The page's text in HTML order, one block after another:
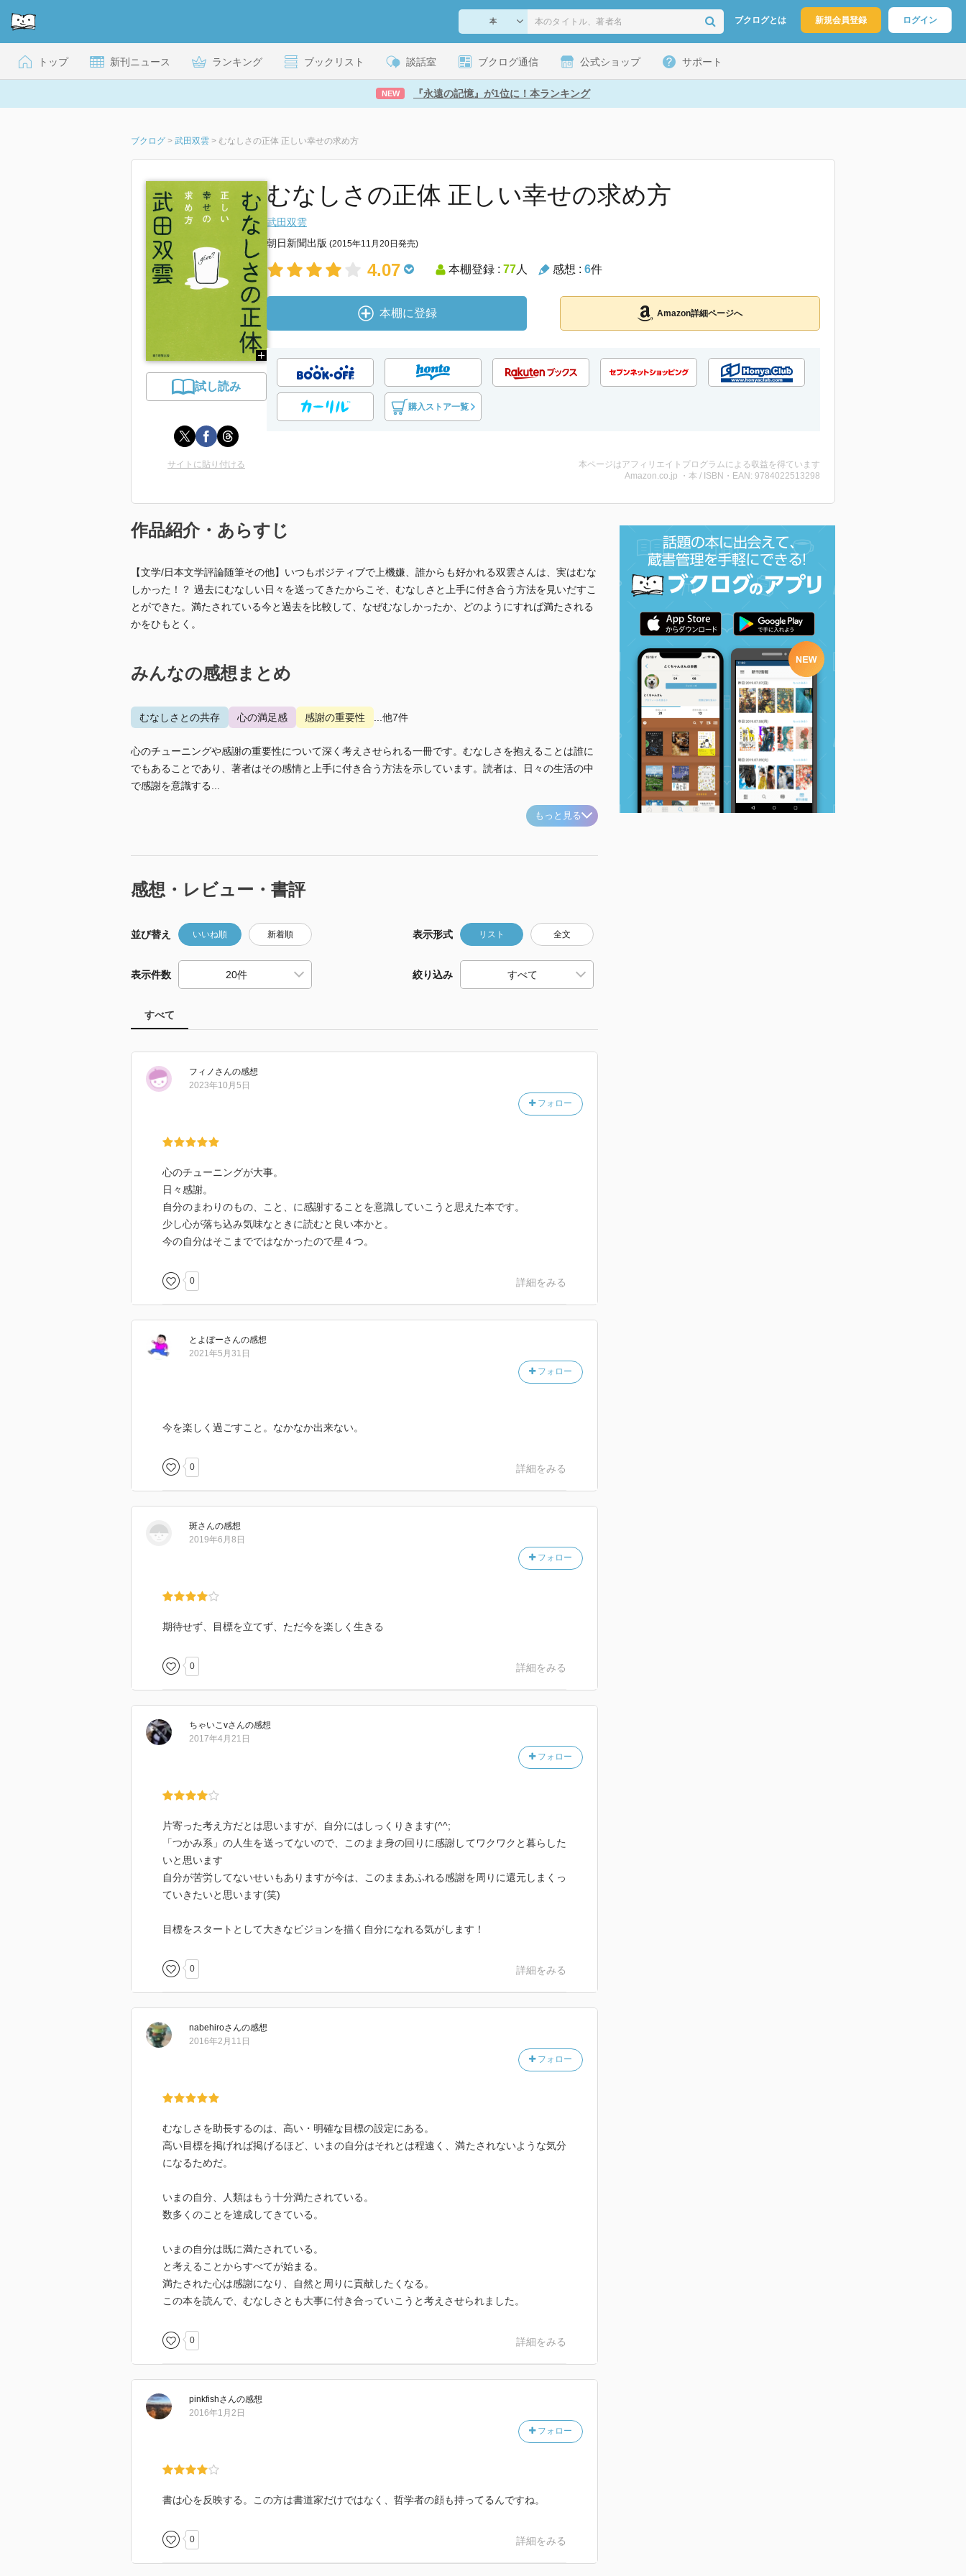
ブクログとは 新規会員登録 ログイン
トップ 新刊ニュース ランキング ブックリスト 談話室 ブクログ通信 公式ショップ サポート
NEW 『永遠の記憶』が1位に！本ランキング
ブクログ > 武田双雲 > むなしさの正体 正しい幸せの求め方
試し読み
むなしさの正体 正しい幸せの求め方
武田双雲
朝日新聞出版 (2015年11月20日発売)
4.07 本棚登録 : 77人 感想 : 6件
本棚に登録 Amazon詳細ページへ
購入ストア一覧
サイトに貼り付ける
本ページはアフィリエイトプログラムによる収益を得ています
Amazon.co.jp ・本 / ISBN・EAN: 9784022513298
作品紹介・あらすじ
【文学/日本文学評論随筆その他】いつもポジティブで上機嫌、誰からも好かれる双雲さんは、実はむな
しかった！？ 過去にむなしい日々を送ってきたからこそ、むなしさと上手に付き合う方法を見いだすこ
とができた。満たされている今と過去を比較して、なぜむなしかったか、どのようにすれば満たされる
かをひもとく。
みんなの感想まとめ
むなしさとの共存 心の満足感 感謝の重要性 ...他7件
心のチューニングや感謝の重要性について深く考えさせられる一冊です。むなしさを抱えることは誰に
でもあることであり、著者はその感情と上手に付き合う方法を示しています。読者は、日々の生活の中
で感謝を意識する...
もっと見る
感想・レビュー・書評
並び替え いいね順 新着順 表示形式 リスト 全文
表示件数 絞り込み
すべて
フィノ さんの感想
フォロー
2023年10月5日
心のチューニングが大事。
日々感謝。
自分のまわりのもの、こと、に感謝することを意識していこうと思えた本です。
少し心が落ち込み気味なときに読むと良い本かと。
今の自分はそこまでではなかったので星４つ。
0 詳細をみる
とよぼーさんの感想
フォロー
2021年5月31日
今を楽しく過ごすこと。なかなか出来ない。
0 詳細をみる
斑さんの感想
フォロー
2019年6月8日
期待せず、目標を立てず、ただ今を楽しく生きる
0 詳細をみる
ちゃいこvさんの感想
フォロー
2017年4月21日
片寄った考え方だとは思いますが、自分にはしっくりきます(^^;
「つかみ系」の人生を送ってないので、このまま身の回りに感謝してワクワクと暮らした
いと思います
自分が苦労してないせいもありますが今は、このままあふれる感謝を周りに還元しまくっ
ていきたいと思います(笑)
目標をスタートとして大きなビジョンを描く自分になれる気がします！
0 詳細をみる
nabehiroさんの感想
フォロー
2016年2月11日
むなしさを助長するのは、高い・明確な目標の設定にある。
高い目標を掲げれば掲げるほど、いまの自分はそれとは程遠く、満たされないような気分
になるためだ。
いまの自分、人類はもう十分満たされている。
数多くのことを達成してきている。
いまの自分は既に満たされている。
と考えることからすべてが始まる。
満たされた心は感謝になり、自然と周りに貢献したくなる。
この本を読んで、むなしさとも大事に付き合っていこうと考えさせられました。
0 詳細をみる
pinkfishさんの感想
フォロー
2016年1月2日
書は心を反映する。この方は書道家だけではなく、哲学者の顔も持ってるんですね。
0 詳細をみる